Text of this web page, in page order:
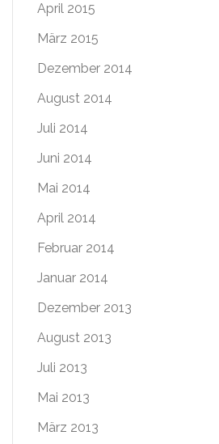
April 2015
März 2015
Dezember 2014
August 2014
Juli 2014
Juni 2014
Mai 2014
April 2014
Februar 2014
Januar 2014
Dezember 2013
August 2013
Juli 2013
Mai 2013
März 2013